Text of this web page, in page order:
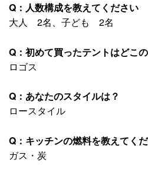
Q：人数構成を教えてください
大人 2名、子ども 2名
Q：初めて買ったテントはどこ
ロゴス
Q：あなたのスタイルは？
ロースタイル
Q：キッチンの燃料を教えてく
ガス・炭